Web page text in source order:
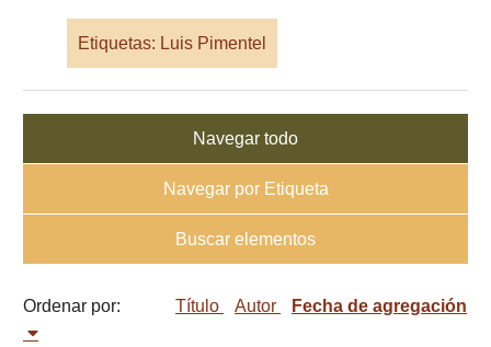
Etiquetas: Luis Pimentel
Navegar todo
Navegar por Etiqueta
Buscar elementos
Ordenar por: Título Autor Fecha de agregación